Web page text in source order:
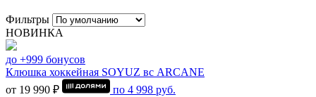
Фильтры
НОВИНКА
до +999 бонусов
Клюшка хоккейная SOYUZ вс ARCANE
от 19 990 ₽
по 4 998 руб.